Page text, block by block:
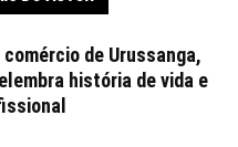
de Urussanga,
história de vida e